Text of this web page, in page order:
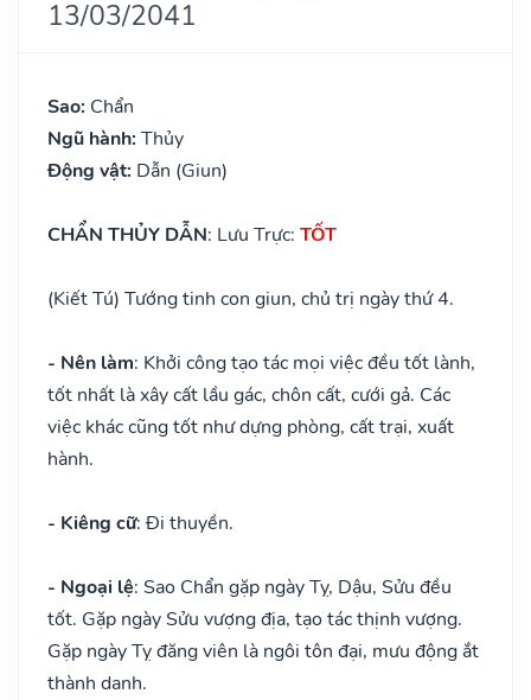
13/03/2041
Sao: Chẩn
Ngũ hành: Thủy
Động vật: Dẫn (Giun)
CHẨN THỦY DẪN: Lưu Trực: TỐT
(Kiết Tú) Tướng tinh con giun, chủ trị ngày thứ 4.
- Nên làm: Khởi công tạo tác mọi việc đều tốt lành,
tốt nhất là xây cất lầu gác, chôn cất, cưới gả. Các
việc khác cũng tốt như dựng phòng, cất trại, xuất
hành.
- Kiêng cữ: Đi thuyền.
- Ngoại lệ: Sao Chẩn gặp ngày Tỵ, Dậu, Sửu đều
tốt. Gặp ngày Sửu vượng địa, tạo tác thịnh vượng.
Gặp ngày Tỵ đăng viên là ngôi tôn đại, mưu động ắt
thành danh.